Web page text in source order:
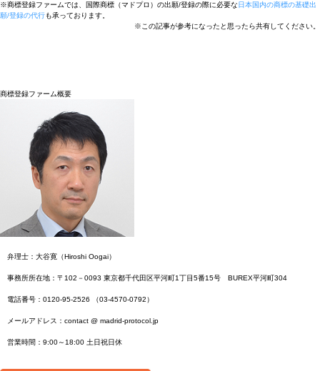
※商標登録ファームでは、国際商標（マドプロ）の出願/登録の際に必要な日本国内の商標の基礎出
願/登録の代行も承っております。
※この記事が参考になったと思ったら共有してください。
商標登録ファーム概要
弁理士：大谷寛（Hiroshi Oogai）
事務所所在地：〒102－0093 東京都千代田区平河町1丁目5番15号 BUREX平河町304
電話番号：0120-95-2526 （03-4570-0792）
メールアドレス：contact @ madrid-protocol.jp
営業時間：9:00～18:00 土日祝日休